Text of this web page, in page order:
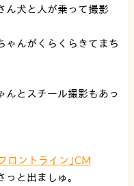
ん犬と人が乗って撮影
ゃんがくらくらきてまち
んとスチール撮影もあっ
ロントライン｣CM
と出ましゅ。